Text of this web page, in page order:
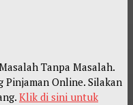
Tanpa Masalah.
Online. Silakan
Klik di sini untuk